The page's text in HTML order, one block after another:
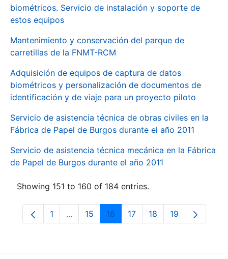
biométricos. Servicio de instalación y soporte de
estos equipos
Mantenimiento y conservación del parque de
carretillas de la FNMT-RCM
Adquisición de equipos de captura de datos
biométricos y personalización de documentos de
identificación y de viaje para un proyecto piloto
Servicio de asistencia técnica de obras civiles en la
Fábrica de Papel de Burgos durante el año 2011
Servicio de asistencia técnica mecánica en la Fábrica
de Papel de Burgos durante el año 2011
Showing 151 to 160 of 184 entries.
Page
1 ...Intermediate Pages Use TAB to navigate.
Page
15 Page
16 Page
17 Page
18 Page
19